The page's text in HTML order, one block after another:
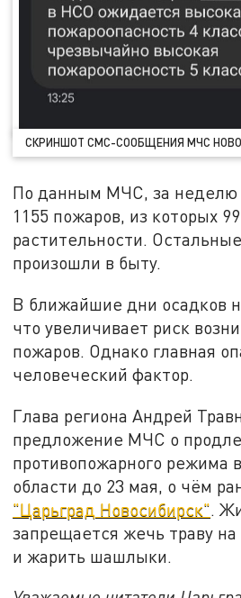
СКРИНШОТ СМС-СООБЩЕНИЯ МЧС
По данным МЧС, за неделю
1155 пожаров, из которых
растительности.
произошли в быту.
В ближайшие дни осадков
что увеличивает риск
пожаров. Однако главная
человеческий фактор.
Глава региона Андрей
предложение МЧС о
противопожарного режима
области до 23 мая, о чём
"Царьград Новосибирск" .
запрещается жечь траву на
и жарить шашлыки.